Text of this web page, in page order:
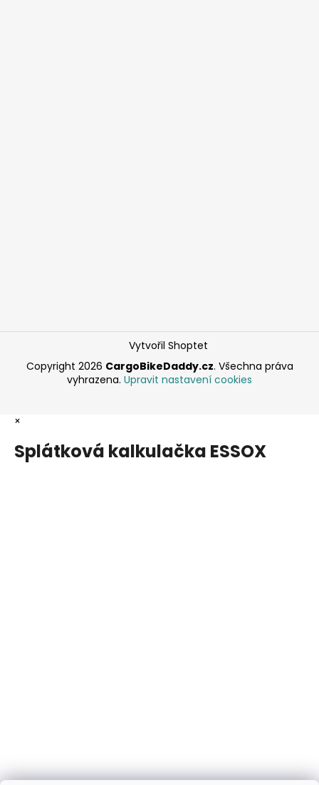
Vytvořil Shoptet
Copyright 2026 CargoBikeDaddy.cz. Všechna práva
vyhrazena. Upravit nastavení cookies
×
Splátková kalkulačka ESSOX